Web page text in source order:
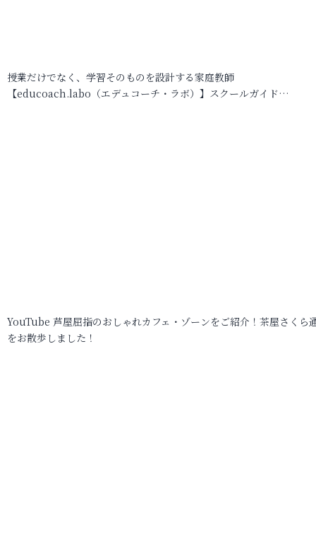
授業だけでなく、学習そのものを設計する家庭教師
【educoach.labo（エデュコーチ・ラボ）】スクールガイド…
YouTube 芦屋屈指のおしゃれカフェ・ゾーンをご紹介！茶屋さくら
をお散歩しました！